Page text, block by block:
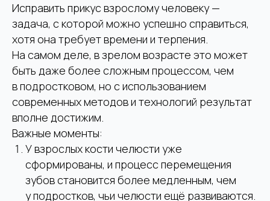
Исправить прикус взрослому человеку —
задача, с которой можно успешно справиться,
хотя она требует времени и терпения.
На самом деле, в зрелом возрасте это может
быть даже более сложным процессом, чем
в подростковом, но с использованием
современных методов и технологий результат
вполне достижим.
Важные моменты:
У взрослых кости челюсти уже
сформированы, и процесс перемещения
зубов становится более медленным, чем
у подростков, чьи челюсти ещё развиваются.